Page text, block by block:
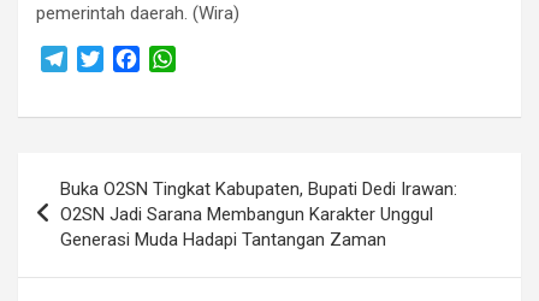
pemerintah daerah. (Wira)
r
a
m
e
o
o
k
A
p
p
pos
Buka O2SN Tingkat Kabupaten, Bupati Dedi Irawan:
O2SN Jadi Sarana Membangun Karakter Unggul
Generasi Muda Hadapi Tantangan Zaman